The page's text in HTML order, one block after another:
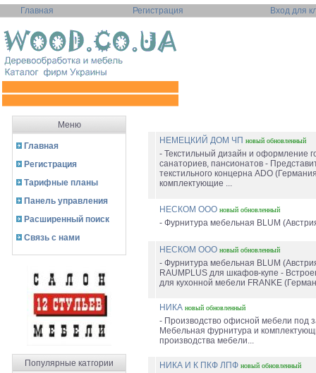
Главная Регистрация Вход для
Меню
Главная
Регистрация
Тарифные планы
Панель управления
Расширенный поиск
Связь с нами
Популярные катгории
НЕМЕЦКИЙ ДОМ ЧП новый обновленный
- Текстильный дизайн и оформление
санаториев, пансионатов -
текстильного концерна ADO
комплектующие ...
НЕСКОМ ООО новый обновленный
- Фурнитура мебельная BLUM
НЕСКОМ ООО новый обновленный
- Фурнитура мебельная BLUM
RAUMPLUS для шкафов-купе -
для кухонной мебели FRANKE
НИКА новый обновленный
- Производство офисной мебели под
Мебельная фурнитура и
производства мебели...
НИКА И К ПКФ ЛПФ новый обновленный